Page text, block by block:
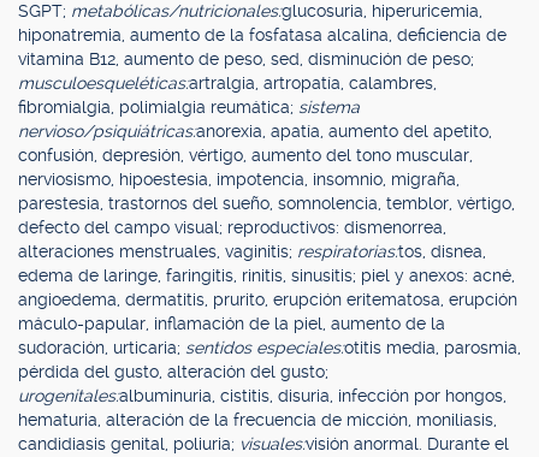
SGPT; metabólicas/nutricionales:glucosuria, hiperuricemia,
hiponatremia, aumento de la fosfatasa alcalina, deficiencia de
vitamina B12, aumento de peso, sed, disminución de peso;
musculoesqueléticas:artralgia, artropatía, calambres,
fibromialgia, polimialgia reumática; sistema
nervioso/psiquiátricas:anorexia, apatía, aumento del apetito,
confusión, depresión, vértigo, aumento del tono muscular,
nerviosismo, hipoestesia, impotencia, insomnio, migraña,
parestesia, trastornos del sueño, somnolencia, temblor, vértigo,
defecto del campo visual; reproductivos: dismenorrea,
alteraciones menstruales, vaginitis; respiratorias:tos, disnea,
edema de laringe, faringitis, rinitis, sinusitis; piel y anexos: acné,
angioedema, dermatitis, prurito, erupción eritematosa, erupción
máculo-papular, inflamación de la piel, aumento de la
sudoración, urticaria; sentidos especiales:otitis media, parosmia,
pérdida del gusto, alteración del gusto;
urogenitales:albuminuria, cistitis, disuria, infección por hongos,
hematuria, alteración de la frecuencia de micción, moniliasis,
candidiasis genital, poliuria; visuales:visión anormal. Durante el